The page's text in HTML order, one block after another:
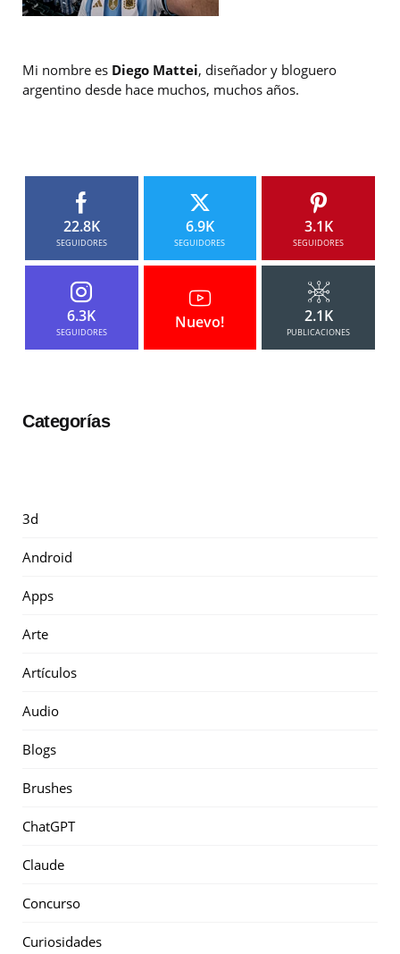
Mi nombre es Diego Mattei, diseñador y bloguero
argentino desde hace muchos, muchos años.
22.8K
SEGUIDORES
6.9K
SEGUIDORES
3.1K
SEGUIDORES
6.3K
SEGUIDORES
Nuevo! 2.1K
PUBLICACIONES
Categorías
3d
Android
Apps
Arte
Artículos
Audio
Blogs
Brushes
ChatGPT
Claude
Concurso
Curiosidades